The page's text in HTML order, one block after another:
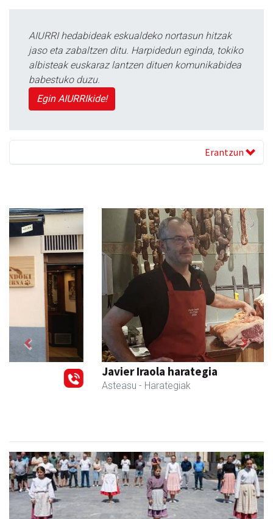
AIURRI hedabideak eskualdeko nortasun hitzak
jaso eta zabaltzen ditu. Harpidedun eginda, tokiko
albisteak euskaraz lantzen dituen komunikabidea
babestuko duzu.
Egin AIURRIkide!
Erantzun
Javier Iraola harategia
- Harategiak
Previous Next